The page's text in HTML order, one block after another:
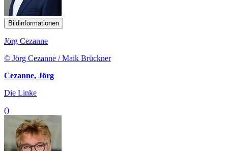
Bildinformationen
Jörg Cezanne
© Jörg Cezanne / Maik Brückner
Cezanne, Jörg
Die Linke
()